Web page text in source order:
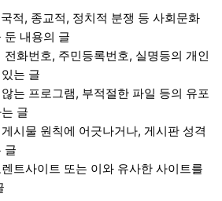
적, 종교적, 정치적 분쟁 등 사회문화
둔 내용의 글
전화번호, 주민등록번호, 실명등의 개인
는 글
는 프로그램, 부적절한 파일 등의 유포
글
시물 원칙에 어긋나거나, 게시판 성격
글
트사이트 또는 이와 유사한 사이트를